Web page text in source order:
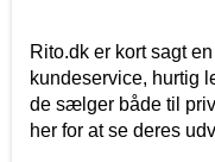
Rito.dk er kort sagt
kundeservice, hurtig
de sælger både til
her for at se deres